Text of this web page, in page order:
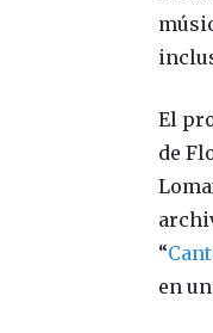
El
de
“
en